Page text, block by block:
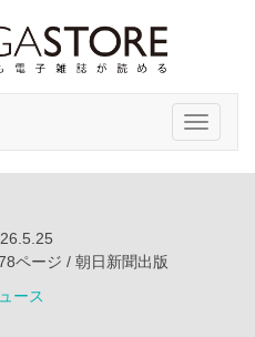
Toggle
ページ / 朝日新聞出版
ース